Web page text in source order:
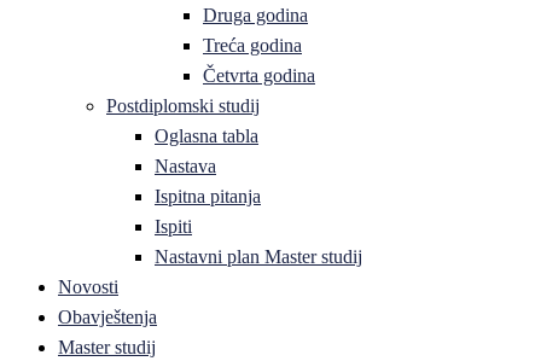
Druga godina
Treća godina
Četvrta godina
Postdiplomski studij
Oglasna tabla
Nastava
Ispitna pitanja
Ispiti
Nastavni plan Master studij
Novosti
Obavještenja
Master studij